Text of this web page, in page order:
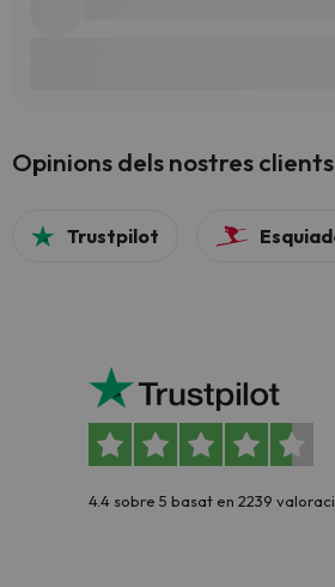
Opinions dels nostres clients
Trustpilot
4.4 sobre 5 basat en 2239